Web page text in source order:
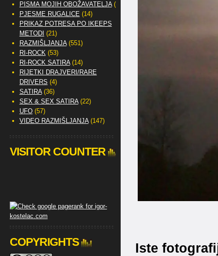
Iste
PISMA MOJIH OBOŽAVATELJA(2)
PJESME RUGALICE (14)
PRIKAZ POTRESA PO IKEEPS
METODI (21)
RAZMIŠLJANJA(551)
RI-ROCK(53)
RI-ROCK SATIRA(14)
RIJETKI DRAJVERI/RARE
DRIVERS (4)
SATIRA(36)
SEX & SEX SATIRA(22)
UFO(57)
VIDEO RAZMIŠLJANJA(147)
VISITOR COUNTER
COPYRIGHTS